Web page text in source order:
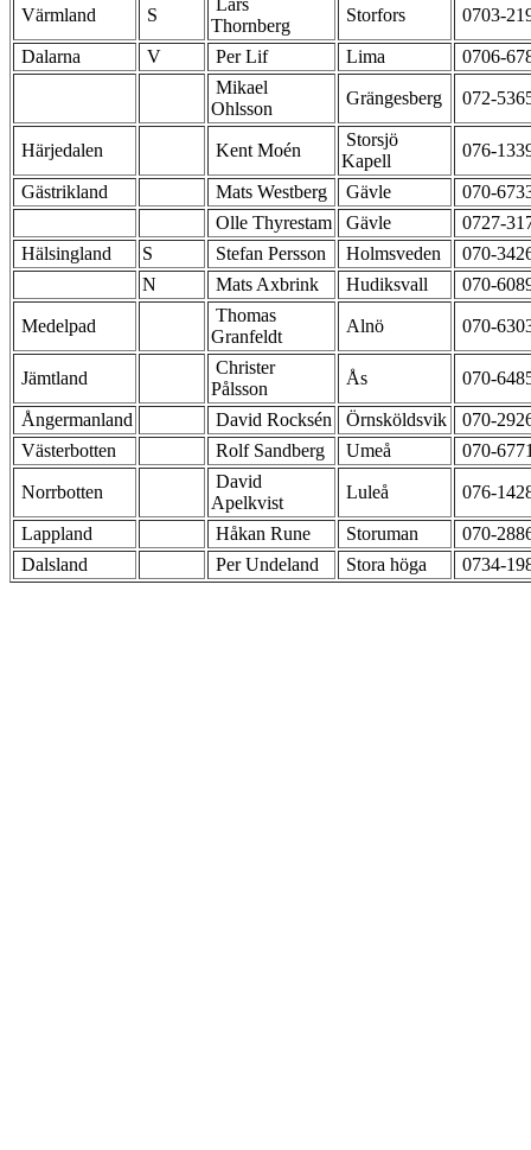
Värmland S
Lars
Thornberg
Storfors 0703-
Dalarna V Per Lif Lima
0706-
Mikael
Ohlsson
Grängesberg 072-
Härjedalen Kent Moén
Storsjö
Kapell
076-
Gästrikland Mats Westberg Gävle
070-
Olle Thyrestam
Gävle
0727-
Hälsingland
S Stefan Persson Holmsveden
070-
N
Mats Axbrink Hudiksvall 070-
Medelpad
Thomas
Granfeldt
Alnö 070-
Jämtland
Christer
Pålsson
Ås 070-
Ångermanland David Rocksén Örnsköldsvik
070-
Västerbotten
Rolf Sandberg Umeå 070-
Norrbotten
David
Apelkvist
Luleå 076-
Lappland Håkan Rune Storuman
070-
Dalsland
Per Undeland Stora höga 0734-